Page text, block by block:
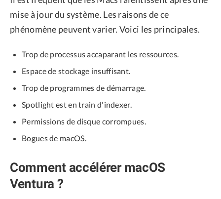
mise à jour du système. Les raisons de ce
phénomène peuvent varier. Voici les principales.
Trop de processus accaparant les ressources.
Espace de stockage insuffisant.
Trop de programmes de démarrage.
Spotlight est en train d'indexer.
Permissions de disque corrompues.
Bogues de macOS.
Comment accélérer macOS
Ventura ?